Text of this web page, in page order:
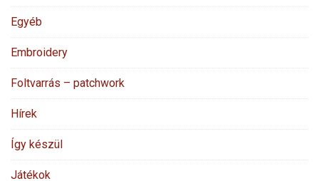
Egyéb
Embroidery
Foltvarrás – patchwork
Hírek
Így készül
Játékok